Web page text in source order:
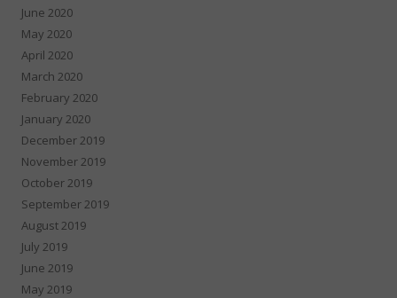
June 2020
May 2020
April 2020
March 2020
February 2020
January 2020
December 2019
November 2019
October 2019
September 2019
August 2019
July 2019
June 2019
May 2019